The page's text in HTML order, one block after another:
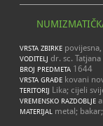
VRSTA ZBIRKE
VODITELJ dr. sc. Tatjana
BROJ PREDMETA 1644
VRSTA GRAĐE kovani
TERITORIJ Lika; cijeli
VREMENSKO RAZDOBLJE
MATERIJAL metal;